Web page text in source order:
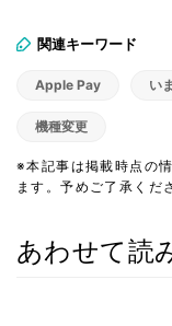
関連キーワード
Apple Pay い
機種変更
※本記事は掲載時点の
ます。予めご了承くだ
あわせて読